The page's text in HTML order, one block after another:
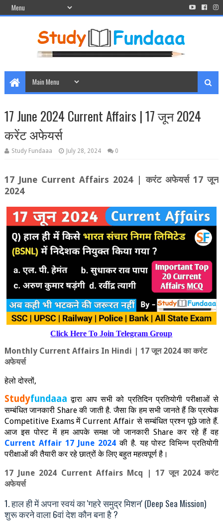
17 June 2024 Current Affairs | 17 जून 2024
करेंट अफेयर्स
Study Fundaaa July 28, 2024 0
17 June Current Affairs 2024 |करंट अफेयर्स17जून
2024
Click Here To Join Telegram Group
Monthly Current Affairs In Hindi | 17जून 2024 का करंट
अफेयर्स
हेलो दोस्‍तों,
Studyfundaaa द्वारा आप सभी को प्रतिदिन प्रतियोगी परीक्षाओं से
सम्बंधित जानकारी Shareकी जाती है. जैसा कि हम सभी जानते हैं कि प्रत्‍येक
Competitive ExamsमेंCurrent Affairसे सम्बंधित प्रश्न पूछे जाते हैं.
आज इस पोस्ट में हम आपके समक्ष जो जानकारीShareकर रहे हैं वह
Current Affair 17June 2024की है. यह पोस्ट विभिन्न प्रतियोगी
परीक्षाओं की तैयारी कर रहे छात्रों के लिए बहुत महत्वपूर्ण है।
17 June 2024 Current Affairs Mcq | 17जून 2024करंट
अफेयर्स
1. हाल ही में अपना स्‍वयं का 'गहरे समुद्र मिशन' (Deep Sea Mission)
शुरू करने वाला 6वां देश कौन बना है ?